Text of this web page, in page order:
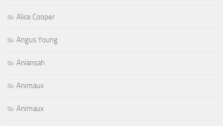
Alice Cooper
Angus Young
Aniansah
Animaux
Animaux